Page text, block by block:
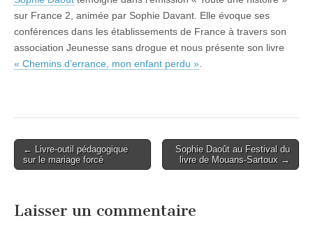
sur France 2, animée par Sophie Davant. Elle évoque ses
conférences dans les établissements de France à travers son
association Jeunesse sans drogue et nous présente son livre
« Chemins d’errance, mon enfant perdu »
Post
navigation
← Livre-outil pédagogique
sur le mariage forcé
Sophie Daoût au Festival du
livre de Mouans-Sartoux →
Laisser un commentaire